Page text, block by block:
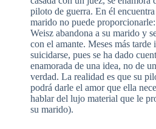
piloto de guerra. En él
marido no puede
Weisz abandona a su marido y
con el amante. Meses más tarde
suicidarse, pues se ha dado
enamorada de una idea, no de
verdad. La realidad es que su
podrá darle el amor que ella
hablar del lujo material que le
su marido).